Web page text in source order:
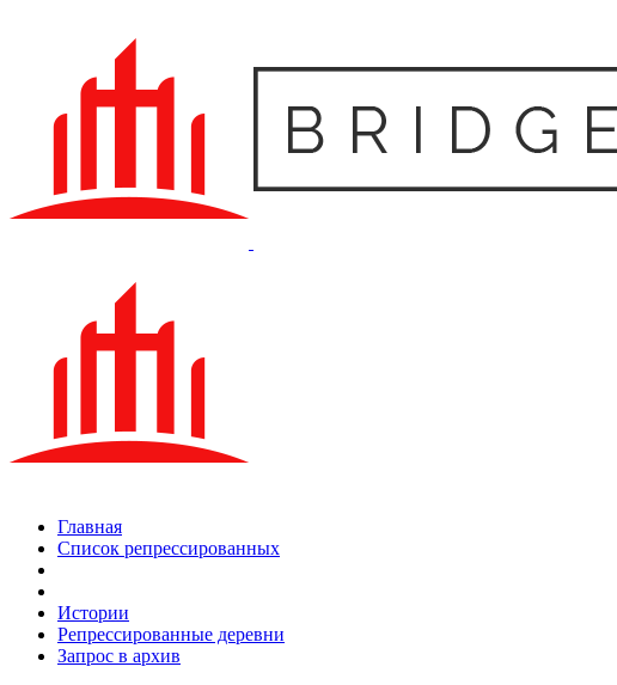
Главная
Список репрессированных
Истории
Репрессированные деревни
Запрос в архив